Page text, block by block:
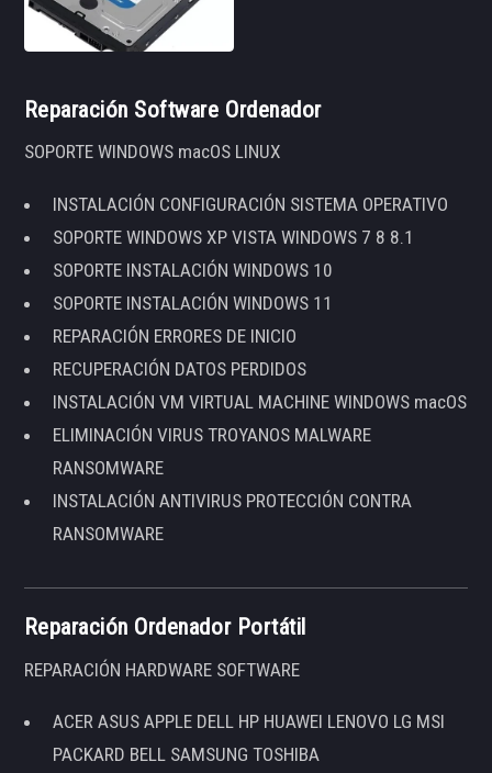
Reparación Software Ordenador
SOPORTE WINDOWS macOS LINUX
INSTALACIÓN CONFIGURACIÓN SISTEMA OPERATIVO
SOPORTE WINDOWS XP VISTA WINDOWS 7 8 8.1
SOPORTE INSTALACIÓN WINDOWS 10
SOPORTE INSTALACIÓN WINDOWS 11
REPARACIÓN ERRORES DE INICIO
RECUPERACIÓN DATOS PERDIDOS
INSTALACIÓN VM VIRTUAL MACHINE WINDOWS macOS
ELIMINACIÓN VIRUS TROYANOS MALWARE
RANSOMWARE
INSTALACIÓN ANTIVIRUS PROTECCIÓN CONTRA
RANSOMWARE
Reparación Ordenador Portátil
REPARACIÓN HARDWARE SOFTWARE
ACER ASUS APPLE DELL HP HUAWEI LENOVO LG MSI
PACKARD BELL SAMSUNG TOSHIBA